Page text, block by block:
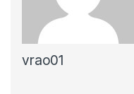
vrao01